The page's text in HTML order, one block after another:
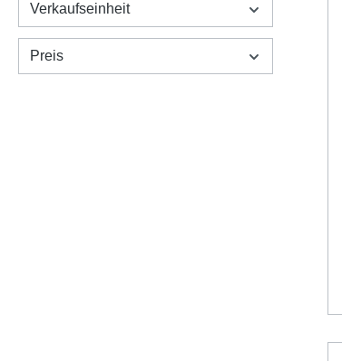
Verkaufseinheit
Preis